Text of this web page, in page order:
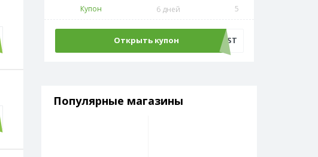
Купон 6 дней 5
Открыть купон SUMMERFEST
Популярные магазины